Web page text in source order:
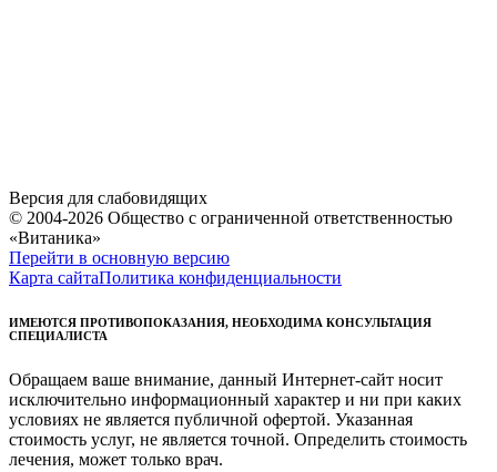
Версия для слабовидящих
© 2004-2026 Общество с ограниченной ответственностью
«Витаника»
Перейти в основную версию
Карта сайтаПолитика конфиденциальности
ИМЕЮТСЯ ПРОТИВОПОКАЗАНИЯ, НЕОБХОДИМА КОНСУЛЬТАЦИЯ
СПЕЦИАЛИСТА
Обращаем ваше внимание, данный Интернет-сайт носит
исключительно информационный характер и ни при каких
условиях не является публичной офертой. Указанная
стоимость услуг, не является точной. Определить стоимость
лечения, может только врач.